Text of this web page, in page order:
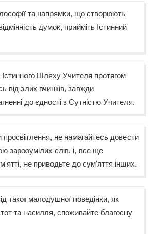
та напрямки, що створюють
думок, прийміть Істинний
Шляху Учителя протягом
від злих вчинків, завжди
до єдності з Сутністю Учителя.
не намагайтесь довести
зарозумілих слів, і, все ще
не приводьте до сум'яття інших.
такої малодушної поведінки, як
та насилля, споживайте благосну